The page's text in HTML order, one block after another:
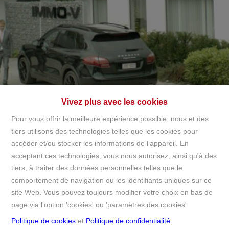
Vivez plus avec les cookies
Pour vous offrir la meilleure expérience possible, nous et des
tiers utilisons des technologies telles que les cookies pour
accéder et/ou stocker les informations de l'appareil. En
acceptant ces technologies, vous nous autorisez, ainsi qu'à des
tiers, à traiter des données personnelles telles que le
comportement de navigation ou les identifiants uniques sur ce
site Web. Vous pouvez toujours modifier votre choix en bas de
page via l'option 'cookies' ou 'paramètres des cookies'.
Politique de cookies et Politique de confidentialité.
NL FR
Merci
Accueil Merci